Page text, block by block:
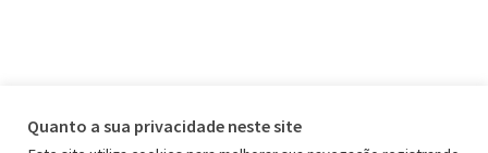
Quanto a sua privacidade neste site